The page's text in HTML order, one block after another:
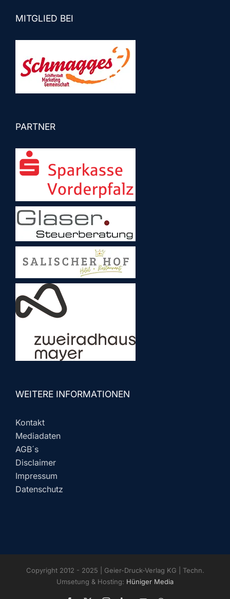
MITGLIED BEI
PARTNER
WEITERE INFORMATIONEN
Kontakt
Mediadaten
AGB´s
Disclaimer
Impressum
Datenschutz
Copyright 2012 - 2025 | Geier-Druck-Verlag KG | Techn.
Umsetung & Hosting: Hüniger Media